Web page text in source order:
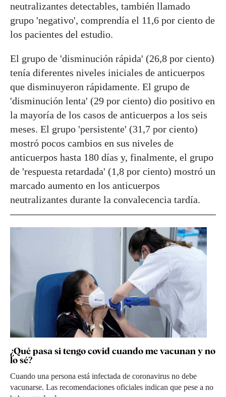
neutralizantes detectables, también llamado
grupo 'negativo', comprendía el 11,6 por ciento de
los pacientes del estudio.
El grupo de 'disminución rápida' (26,8 por ciento)
tenía diferentes niveles iniciales de anticuerpos
que disminuyeron rápidamente. El grupo de
'disminución lenta' (29 por ciento) dio positivo en
la mayoría de los casos de anticuerpos a los seis
meses. El grupo 'persistente' (31,7 por ciento)
mostró pocos cambios en sus niveles de
anticuerpos hasta 180 días y, finalmente, el grupo
de 'respuesta retardada' (1,8 por ciento) mostró un
marcado aumento en los anticuerpos
neutralizantes durante la convalecencia tardía.
¿Qué pasa si tengo covid cuando me vacunan y no
lo sé?
Cuando una persona está infectada de coronavirus no debe
vacunarse. Las recomendaciones oficiales indican que pese a no